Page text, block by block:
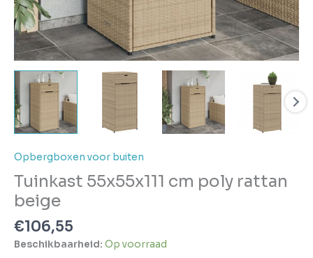
Opbergboxen voor buiten
Tuinkast 55x55x111 cm poly rattan
beige
€106,55
Beschikbaarheid: Op voorraad